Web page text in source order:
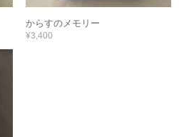
からすのメモリー
¥3,400